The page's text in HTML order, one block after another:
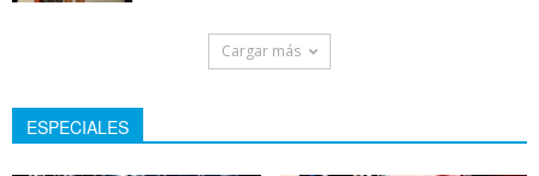
Cargar más
ESPECIALES